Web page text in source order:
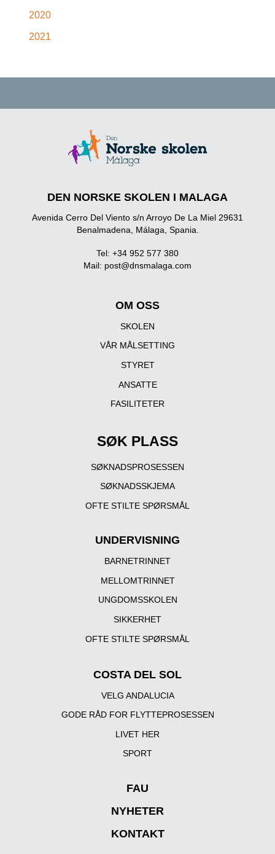
2020
2021
DEN NORSKE SKOLEN I MALAGA
Avenida Cerro Del Viento s/n Arroyo De La Miel 29631
Benalmadena, Málaga, Spania.
Tel: +34 952 577 380
Mail: post@dnsmalaga.com
OM OSS
SKOLEN
VÅR MÅLSETTING
STYRET
ANSATTE
FASILITETER
SØK PLASS
SØKNADSPROSESSEN
SØKNADSSKJEMA
OFTE STILTE SPØRSMÅL
UNDERVISNING
BARNETRINNET
MELLOMTRINNET
UNGDOMSSKOLEN
SIKKERHET
OFTE STILTE SPØRSMÅL
COSTA DEL SOL
VELG ANDALUCIA
GODE RÅD FOR FLYTTEPROSESSEN
LIVET HER
SPORT
FAU
NYHETER
KONTAKT